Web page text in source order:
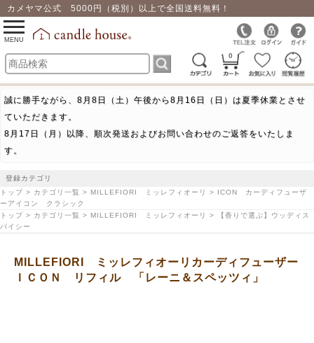
カメヤマ公式 5000円（税別）以上で全国送料無料！
0
toggle
navigation
MENU
誠に勝手ながら、8月8日（土）午後から8月16日（日）は夏季休業とさせ
ていただきます。
8月17日（月）以降、順次発送およびお問い合わせのご返答をいたしま
す。
登録カテゴリ
トップ > カテゴリ一覧 > MILLEFIORI ミッレフィオーリ > ICON カーディフューザ
ーアイコン クラシック
トップ > カテゴリ一覧 > MILLEFIORI ミッレフィオーリ > 【香りで選ぶ】ウッディス
パイシー
MILLEFIORI ミッレフィオーリカーディフューザー
ＩＣＯＮ リフィル 「レーニ＆スペッツィ」